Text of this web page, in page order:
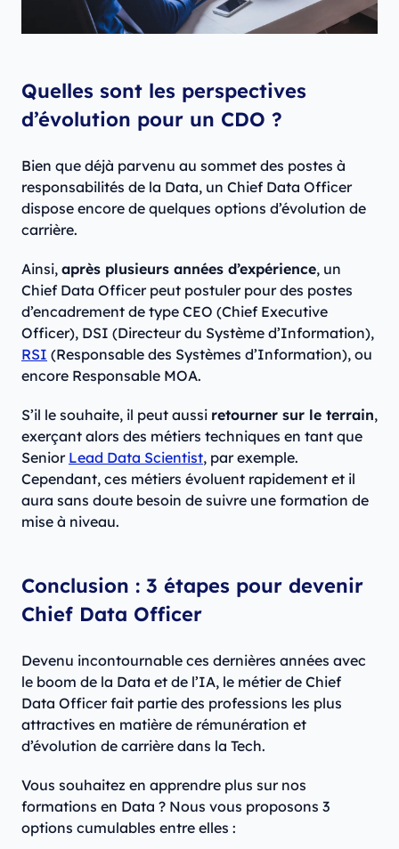
Quelles sont les perspectives
d’évolution pour un CDO ?
Bien que déjà parvenu au sommet des postes à
responsabilités de la Data, un Chief Data Officer
dispose encore de quelques options d’évolution de
carrière.
Ainsi, après plusieurs années d’expérience, un
Chief Data Officer peut postuler pour des postes
d’encadrement de type CEO (Chief Executive
Officer), DSI (Directeur du Système d’Information),
RSI (Responsable des Systèmes d’Information), ou
encore Responsable MOA.
S’il le souhaite, il peut aussi retourner sur le terrain,
exerçant alors des métiers techniques en tant que
Senior Lead Data Scientist, par exemple.
Cependant, ces métiers évoluent rapidement et il
aura sans doute besoin de suivre une formation de
mise à niveau.
Conclusion : 3 étapes pour devenir
Chief Data Officer
Devenu incontournable ces dernières années avec
le boom de la Data et de l’IA, le métier de Chief
Data Officer fait partie des professions les plus
attractives en matière de rémunération et
d’évolution de carrière dans la Tech.
Vous souhaitez en apprendre plus sur nos
formations en Data ? Nous vous proposons 3
options cumulables entre elles :